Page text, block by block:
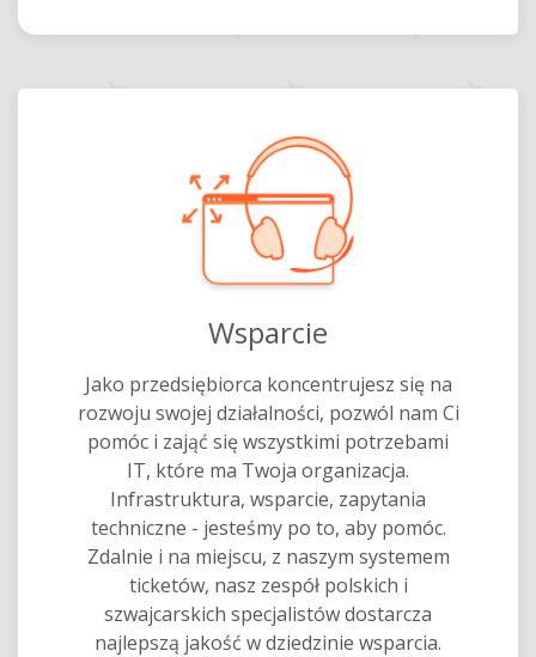
Wsparcie
Jako przedsiębiorca koncentrujesz się na
rozwoju swojej działalności, pozwól nam Ci
pomóc i zająć się wszystkimi potrzebami
IT, które ma Twoja organizacja.
Infrastruktura, wsparcie, zapytania
techniczne - jesteśmy po to, aby pomóc.
Zdalnie i na miejscu, z naszym systemem
ticketów, nasz zespół polskich i
szwajcarskich specjalistów dostarcza
najlepszą jakość w dziedzinie wsparcia.